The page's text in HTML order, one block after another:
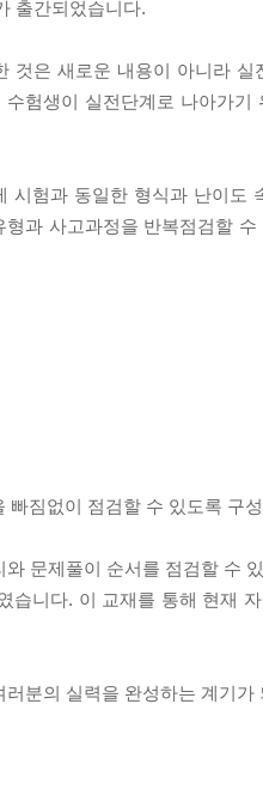
출간되었습니다.
것은 새로운 내용이 아니라
험생이 실전단계로 나아가
험과 동일한 형식과 난이도
과 사고과정을 반복점검할
짐없이 점검할 수 있도록 구
문제풀이 순서를 점검할 수
습니다. 이 교재를 통해 현재
분의 실력을 완성하는 계기가